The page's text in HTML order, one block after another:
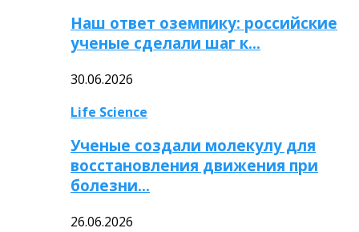
Наш ответ оземпику: российские
ученые сделали шаг к…
30.06.2026
Life Science
Ученые создали молекулу для
восстановления движения при
болезни…
26.06.2026